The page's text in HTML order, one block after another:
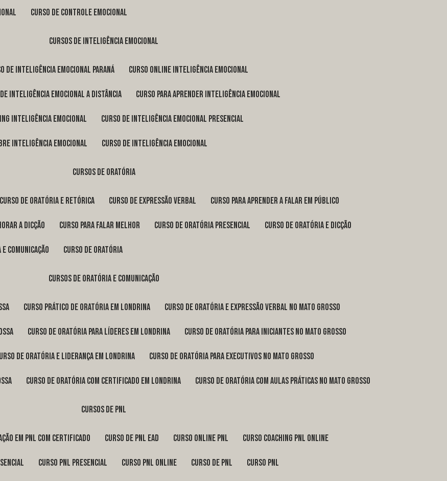
curso de controle emocional
cursos de inteligência emocional
de inteligência emocional Paraná curso online inteligência emocional
de inteligência emocional a distância curso para aprender inteligência emocional
inteligência emocional curso de inteligência emocional presencial
inteligência emocional curso de inteligência emocional
cursos de oratória
curso de oratória e retórica curso de expressão verbal curso para aprender a falar em público
a dicção curso para falar melhor curso de oratória presencial curso de oratória e dicção
comunicação curso de oratória
cursos de oratória e comunicação
curso prático de oratória em Londrina curso de oratória e expressão verbal no Mato Grosso
curso de oratória para líderes em Londrina curso de oratória para iniciantes no Mato Grosso
curso de oratória e liderança em Londrina curso de oratória para executivos no Mato Grosso
curso de oratória com certificado em Londrina curso de oratória com aulas práticas no Mato Grosso
cursos de pnl
em pnl com certificado curso de pnl ead curso online pnl curso coaching pnl online
curso pnl presencial curso pnl online curso de pnl curso pnl